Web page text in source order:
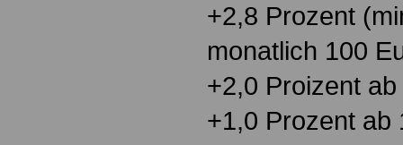
+2,8 Prozent
monatlich 100
+2,0 Proizent
+1,0 Prozent ab